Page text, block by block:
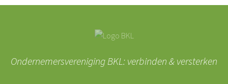
Ondernemersvereniging BKL: verbinden & versterken